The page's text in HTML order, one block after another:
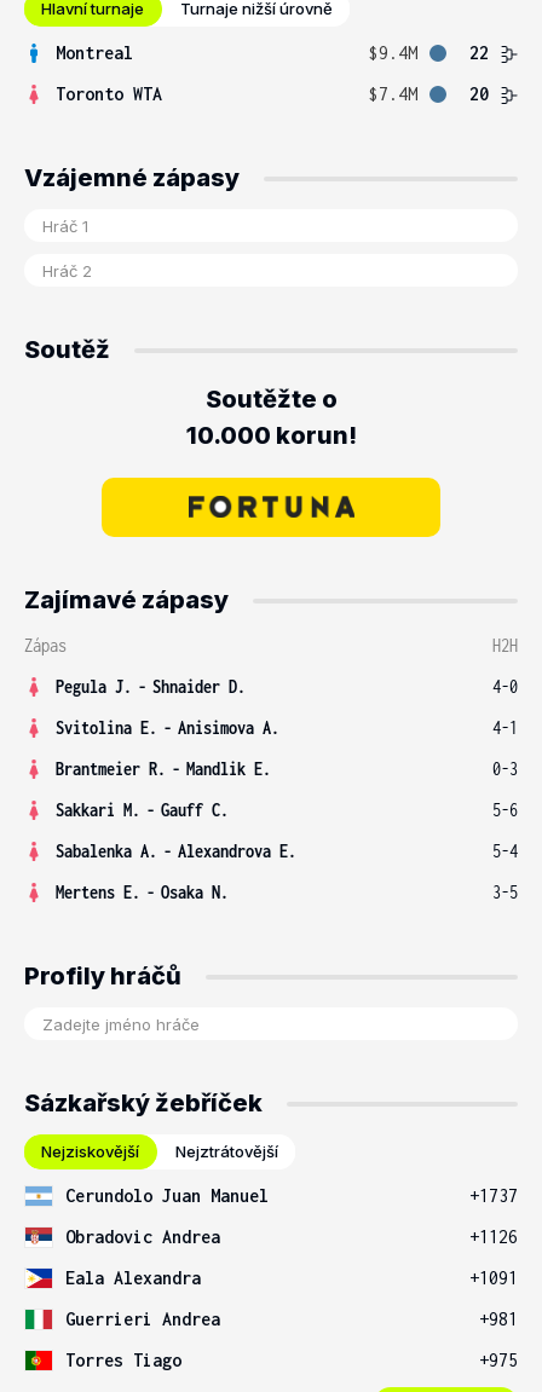
Hlavní turnaje Turnaje nižší úrovně
Montreal $9.4M
22
Toronto WTA
$7.4M 20
Vzájemné zápasy
Soutěž
Soutěžte o
10.000 korun!
Zajímavé zápasy
Zápas
H2H
Pegula J. - Shnaider D.
4-0
Svitolina E. - Anisimova A.
4-1
Brantmeier R. - Mandlik E.
0-3
Sakkari M. - Gauff C.
5-6
Sabalenka A. - Alexandrova E.
5-4
Mertens E. - Osaka N. 3-5
Profily hráčů
Sázkařský žebříček
Nejziskovější Nejztrátovější
Cerundolo Juan Manuel
+1737
Obradovic Andrea
+1126
Eala Alexandra
+1091
Guerrieri Andrea
+981
Torres Tiago
+975